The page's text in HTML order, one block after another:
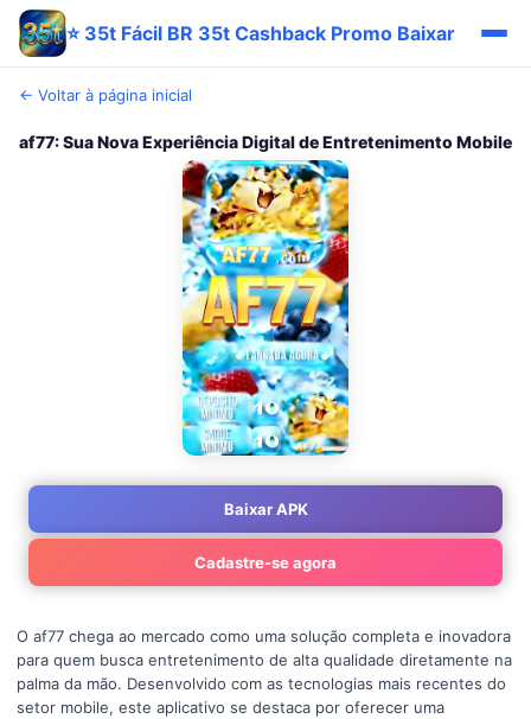
⭐ 35t Fácil BR 35t Cashback Promo Baixar
← Voltar à página inicial
af77: Sua Nova Experiência Digital de Entretenimento Mobile
Baixar APK
Cadastre-se agora
O af77 chega ao mercado como uma solução completa e inovadora
para quem busca entretenimento de alta qualidade diretamente na
palma da mão. Desenvolvido com as tecnologias mais recentes do
setor mobile, este aplicativo se destaca por oferecer uma